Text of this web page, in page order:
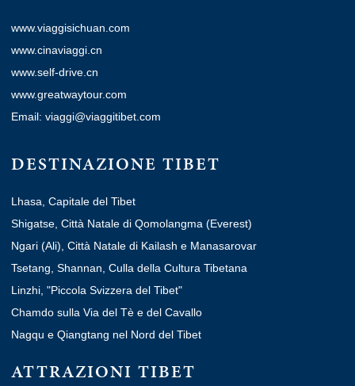
www.viaggisichuan.com
www.cinaviaggi.cn
www.self-drive.cn
www.greatwaytour.com
Email: viaggi@viaggitibet.com
DESTINAZIONE TIBET
Lhasa, Capitale del Tibet
Shigatse, Città Natale di Qomolangma (Everest)
Ngari (Ali), Città Natale di Kailash e Manasarovar
Tsetang, Shannan, Culla della Cultura Tibetana
Linzhi, "Piccola Svizzera del Tibet"
Chamdo sulla Via del Tè e del Cavallo
Nagqu e Qiangtang nel Nord del Tibet
ATTRAZIONI TIBET